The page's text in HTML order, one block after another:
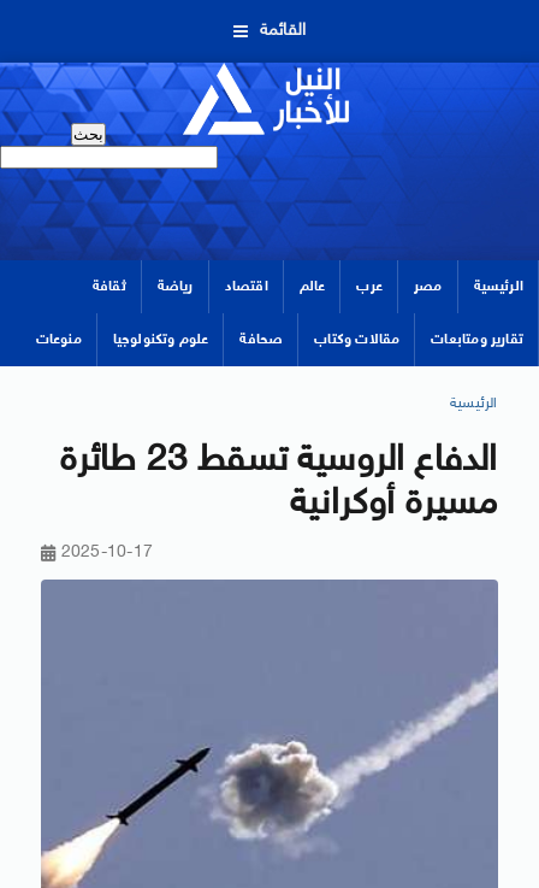
القائمة
الرئيسية مصر عرب عالم اقتصاد رياضة ثقافة
تقارير ومتابعات مقالات وكتاب صحافة علوم وتكنولوجيا منوعات
الرئيسية
الدفاع الروسية تسقط 23 طائرة
مسيرة أوكرانية
2025-10-17